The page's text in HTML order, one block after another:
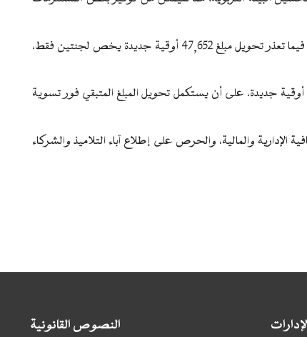
وبلغ إجمالي التحويلات المالية، 18,346,020 أوقية جديدة، فيما تعذر تحويل مبلغ 47,652 أوقية جديدة يخص لجنتين فقط،
وبذلك يصل الغلاف المالي الإجمالي للعملية إلى 18,393,672 أوقية جديدة، على أن يستكمل تحويل المبلغ المتبقي فور تسوية
والمالية، والحرص على إطلاع آباء التلاميذ والشركاء
النصوص القانونية